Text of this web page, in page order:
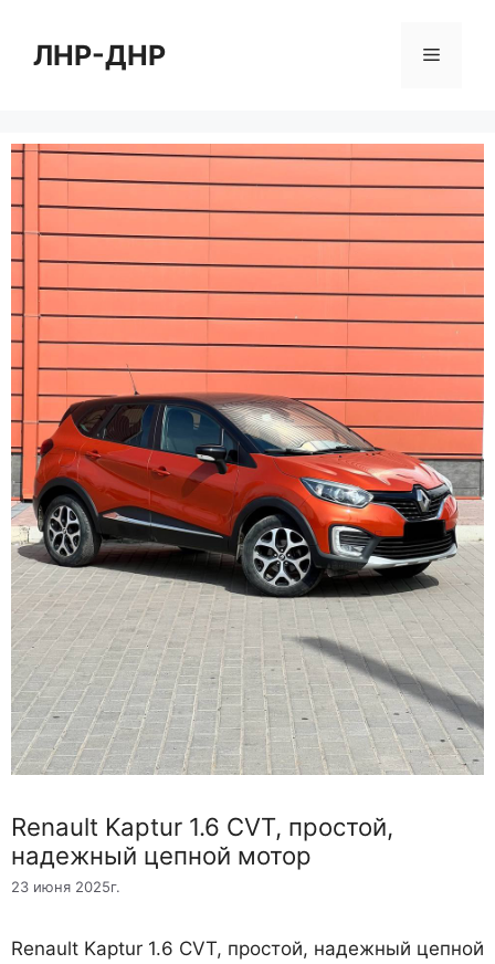
содержимому
ЛНР-ДНР Меню
Renault Kaptur 1.6 CVT, простой,
надежный цепной мотор
23 июня 2025г.
Renault Kaptur 1.6 CVT, простой, надежный цепной